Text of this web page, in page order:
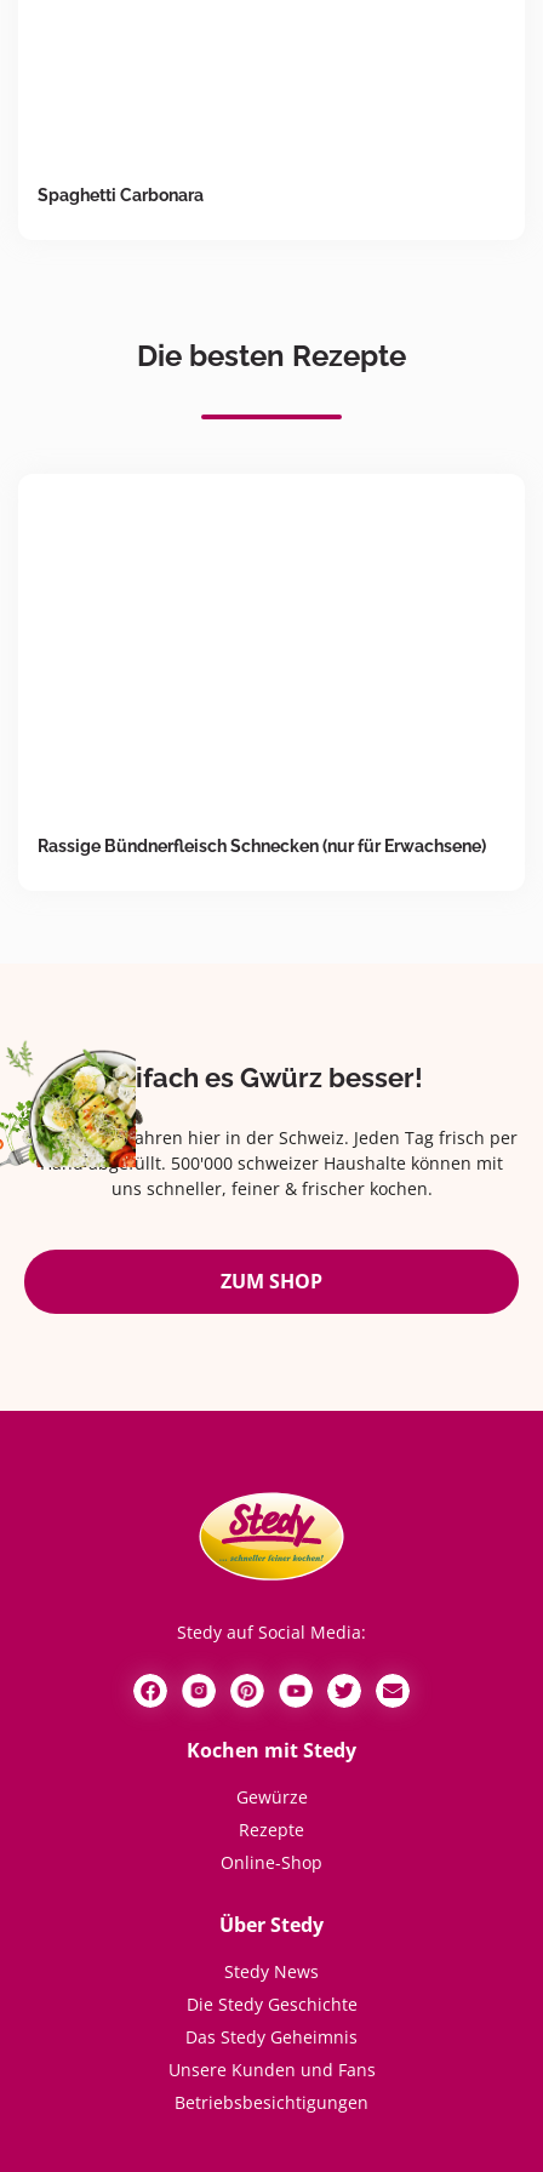
Spaghetti Carbonara
Die besten Rezepte
Rassige Bündnerfleisch Schnecken (nur für Erwachsene)
Eifach es Gwürz besser!
Seit über 42 Jahren hier in der Schweiz. Jeden Tag frisch per
Hand abgefüllt. 500'000 schweizer Haushalte können mit
uns schneller, feiner & frischer kochen.
ZUM SHOP
Stedy auf Social Media:
Kochen mit Stedy
Gewürze
Rezepte
Online-Shop
Über Stedy
Stedy News
Die Stedy Geschichte
Das Stedy Geheimnis
Unsere Kunden und Fans
Betriebsbesichtigungen